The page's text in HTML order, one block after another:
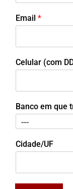
Email *
Celular (com
Banco em que
Cidade/UF